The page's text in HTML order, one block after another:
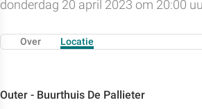
donderdag 20 april 2023 om 20:00
Over Locatie
Outer - Buurthuis De Pallieter